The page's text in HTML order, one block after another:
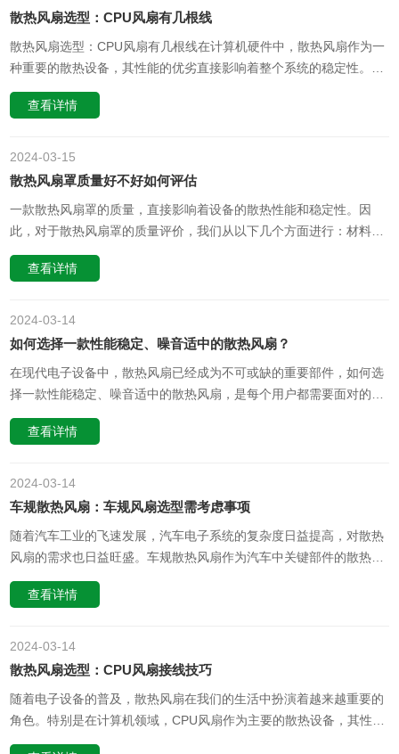
散热风扇选型：CPU风扇有几根线
散热风扇选型：CPU风扇有几根线在计算机硬件中，散热风扇作为一
种重要的散热设备，其性能的优劣直接影响着整个系统的稳定性。
CPU风扇作为散热风扇的一种，其选型尤为重要。而在选择CPU风扇
时，有几个关键问题需要考虑，其中之一就是CPU风扇有几根线。首
有三根线，……
查看详情
15
2024-03
散热风扇罩质量好不好如何评估
一款散热风扇罩的质量，直接影响着设备的散热性能和稳定性。因
此，对于散热风扇罩的质量评价，我们从以下几个方面进行：材料、
结构、制造工艺。一、材料材料是散热风扇罩质量的基础。好的散热
风扇罩应选用耐高温、耐腐蚀、耐磨损的材料。如铝、塑料等。铝材
热风扇罩则具有成本低、……
查看详情
14
2024-03
如何选择一款性能稳定、噪音适中的散热风扇？
在现代电子设备中，散热风扇已经成为不可或缺的重要部件，如何选
择一款性能稳定、噪音适中的散热风扇，是每个用户都需要面对的问
题。在选择散热风扇时，有几个关键的参数需要特别关注，包括转
速、噪音、轴承类型、风量和风压、散热效率、寿命以及价格等。首
热效率也越高，但同时风……
查看详情
14
2024-03
车规散热风扇：车规风扇选型需考虑事项
随着汽车工业的飞速发展，汽车电子系统的复杂度日益提高，对散热
风扇的需求也日益旺盛。车规散热风扇作为汽车中关键部件的散热设
备，其品质和应用领域直接影响着汽车的安全性和稳定性。本文将从
专业角度出发，探讨车规风扇的选型，并深入思考其背后的逻辑性和
统需要不同的散热面积……
查看详情
14
2024-03
散热风扇选型：CPU风扇接线技巧
随着电子设备的普及，散热风扇在我们的生活中扮演着越来越重要的
角色。特别是在计算机领域，CPU风扇作为主要的散热设备，其性能
和选型直接关系到整个系统的稳定性。本文将从专业角度出发，探讨